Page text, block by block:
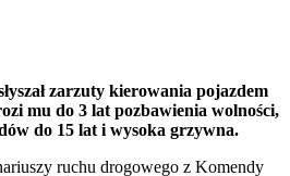
zarzuty kierowania pojazdem
mu do 3 lat pozbawienia wolności,
do 15 lat i wysoka grzywna.
ruchu drogowego z Komendy